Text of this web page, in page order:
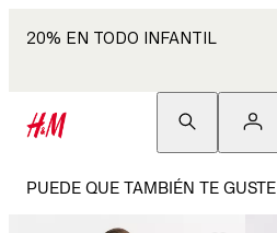
20% EN TODO INFANTIL
PUEDE QUE TAMBIÉN TE GUSTE